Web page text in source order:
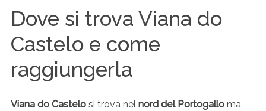
Dove si trova Viana do
Castelo e come
raggiungerla
Viana do Castelosi trova nel nord del Portogalloma